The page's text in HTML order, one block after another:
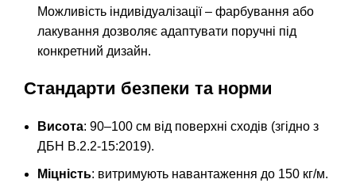
Можливість індивідуалізації – фарбування або
лакування дозволяє адаптувати поручні під
конкретний дизайн.
Стандарти безпеки та норми
Висота: 90–100 см від поверхні сходів (згідно з
ДБН В.2.2-15:2019).
Міцність: витримують навантаження до 150 кг/м.